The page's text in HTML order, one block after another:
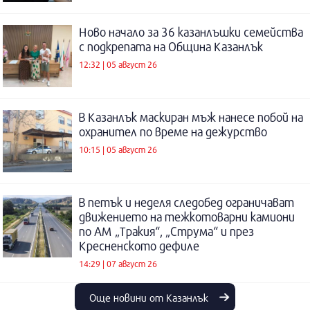
Ново начало за 36 казанлъшки семейства
с подкрепата на Община Казанлък
12:32 | 05 август 26
В Казанлък маскиран мъж нанесе побой на
охранител по време на дежурство
10:15 | 05 август 26
В петък и неделя следобед ограничават
движението на тежкотоварни камиони
по АМ „Тракия“, „Струма“ и през
Кресненското дефиле
14:29 | 07 август 26
Още новини от Казанлък